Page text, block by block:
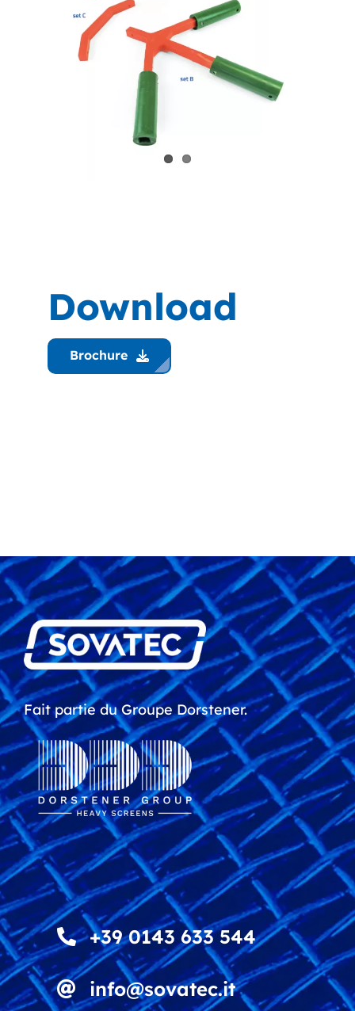
Download
Brochure
Fait partie du Groupe Dorstener.
+39 0143 633 544
info@sovatec.it